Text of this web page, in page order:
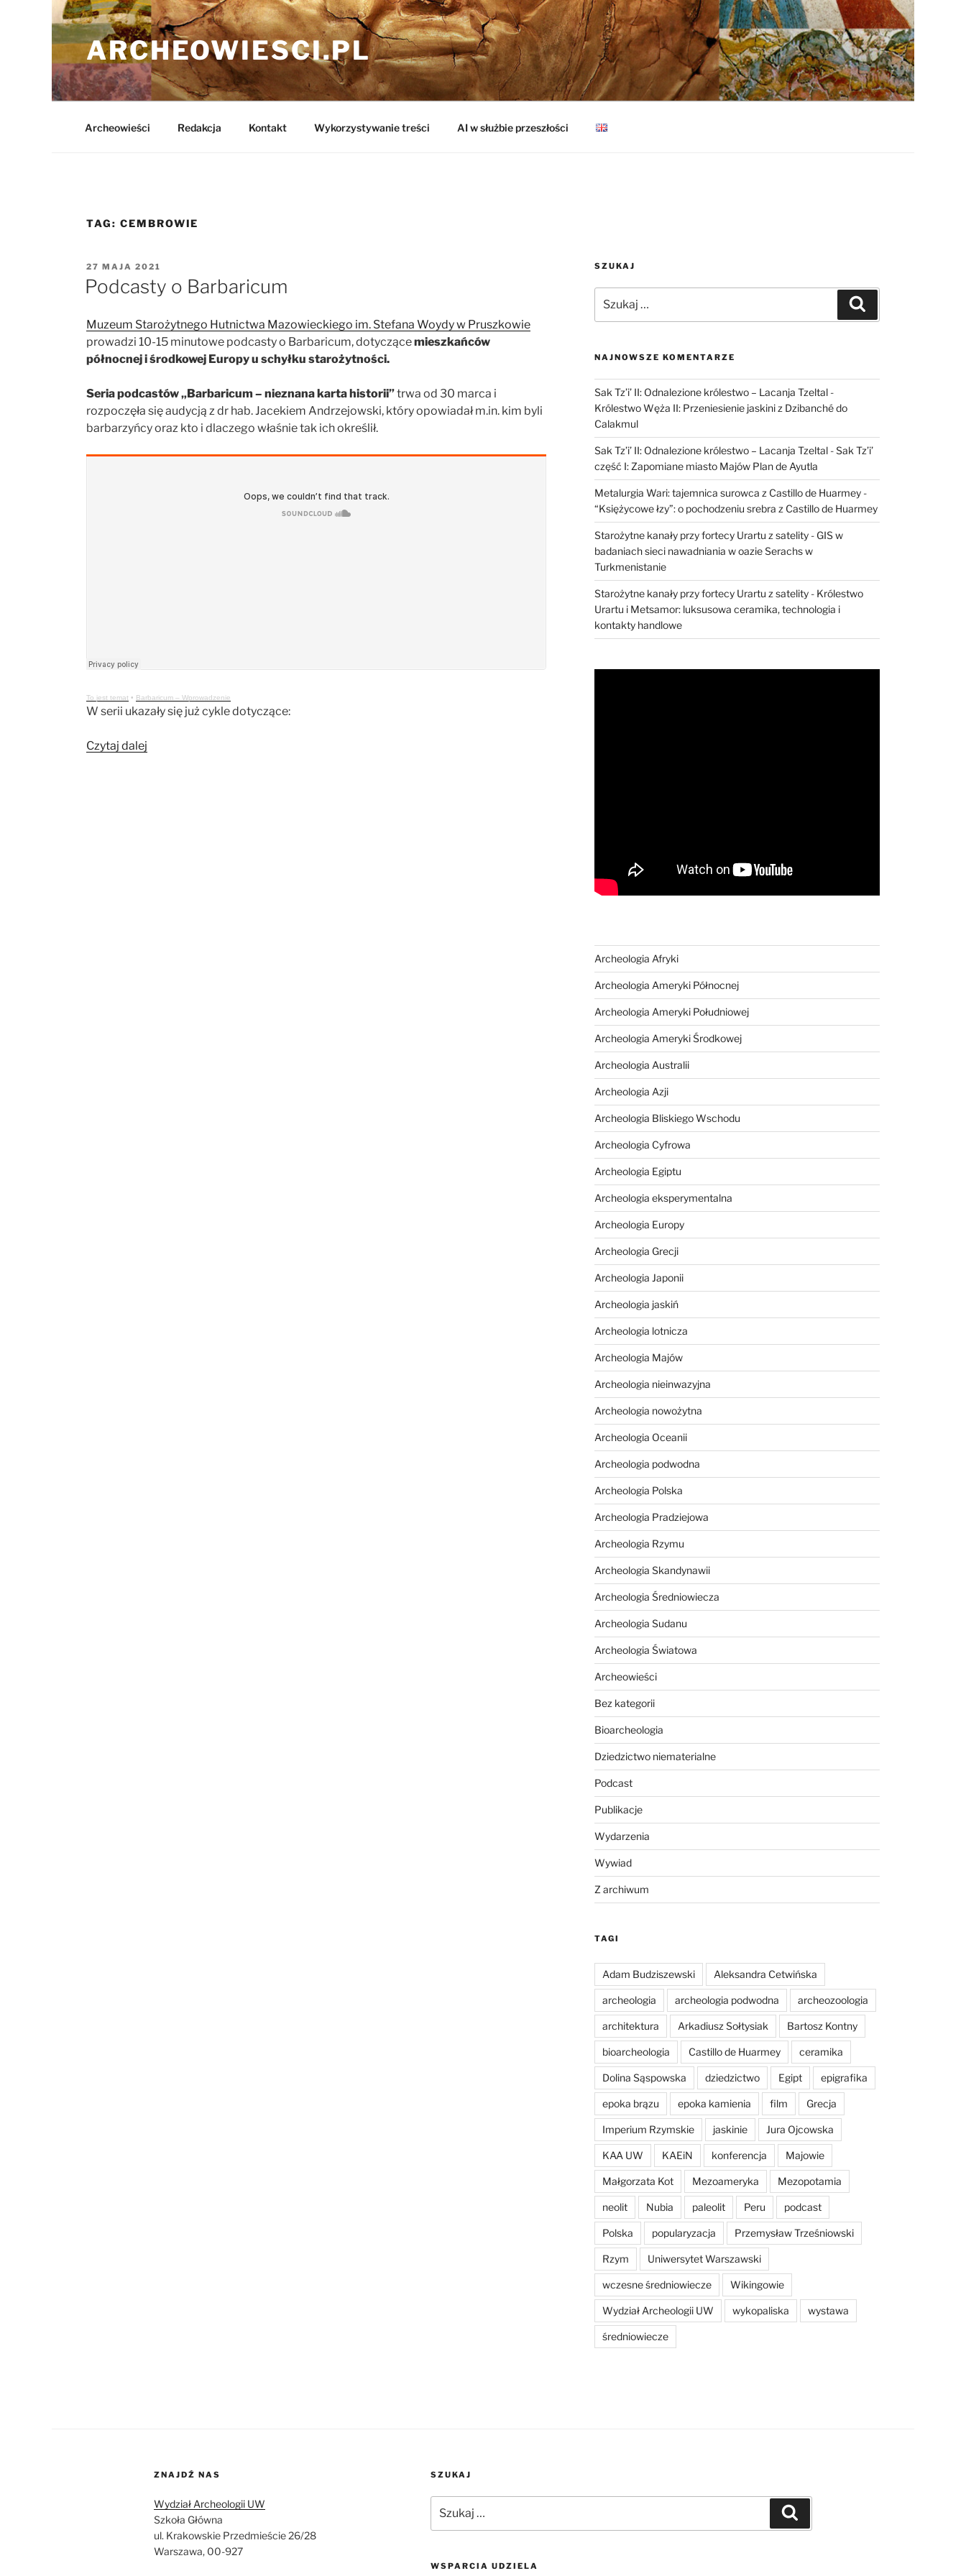
Przejdź
do
treści ARCHEOWIESCI.PL
Archeowieści Redakcja Kontakt Wykorzystywanie treści AI w służbie przeszłości
TAG: CEMBROWIE
OPUBLIKOWANE
W
27 MAJA 2021
Podcasty o Barbaricum
Muzeum Starożytnego Hutnictwa Mazowieckiego im. Stefana Woydy w Pruszkowie
prowadzi 10-15 minutowe podcasty o Barbaricum, dotyczącemieszkańców
północnej i środkowej Europy u schyłku starożytności.
Seria podcastów „Barbaricum – nieznana karta historii”trwa od 30 marca i
rozpoczęła się audycją z dr hab. Jacekiem Andrzejowski, który opowiadał m.in. kim byli
barbarzyńcy oraz kto i dlaczego właśnie tak ich określił.
To jest temat • Barbaricum – Wprowadzenie
W serii ukazały się już cykle dotyczące:
Czytaj dalej
SZUKAJ
NAJNOWSZE KOMENTARZE
Sak Tz’i’ II: Odnalezione królestwo – Lacanja Tzeltal-
Królestwo Węża II: Przeniesienie jaskini z Dzibanché do
Calakmul
Sak Tz’i’ II: Odnalezione królestwo – Lacanja Tzeltal-Sak Tz’i’
część I: Zapomiane miasto Majów Plan de Ayutla
Metalurgia Wari: tajemnica surowca z Castillo de Huarmey-
“Księżycowe łzy”: o pochodzeniu srebra z Castillo de Huarmey
Starożytne kanały przy fortecy Urartu z satelity- GIS w
badaniach sieci nawadniania w oazie Serachs w
Turkmenistanie
Starożytne kanały przy fortecy Urartu z satelity- Królestwo
Urartu i Metsamor: luksusowa ceramika, technologia i
kontakty handlowe
Archeologia Afryki
Archeologia Ameryki Północnej
Archeologia Ameryki Południowej
Archeologia Ameryki Środkowej
Archeologia Australii
Archeologia Azji
Archeologia Bliskiego Wschodu
Archeologia Cyfrowa
Archeologia Egiptu
Archeologia eksperymentalna
Archeologia Europy
Archeologia Grecji
Archeologia Japonii
Archeologia jaskiń
Archeologia lotnicza
Archeologia Majów
Archeologia nieinwazyjna
Archeologia nowożytna
Archeologia Oceanii
Archeologia podwodna
Archeologia Polska
Archeologia Pradziejowa
Archeologia Rzymu
Archeologia Skandynawii
Archeologia Średniowiecza
Archeologia Sudanu
Archeologia Światowa
Archeowieści
Bez kategorii
Bioarcheologia
Dziedzictwo niematerialne
Podcast
Publikacje
Wydarzenia
Wywiad
Z archiwum
TAGI
Adam Budziszewski Aleksandra Cetwińska
archeologia archeologia podwodna archeozoologia
architektura Arkadiusz Sołtysiak Bartosz Kontny
bioarcheologia Castillo de Huarmey ceramika
Dolina Sąspowska dziedzictwo Egipt epigrafika
epoka brązu epoka kamienia film Grecja
Imperium Rzymskie jaskinie Jura Ojcowska
KAA UW KAEiN konferencja Majowie
Małgorzata Kot Mezoameryka Mezopotamia
neolit Nubia paleolit Peru podcast
Polska popularyzacja Przemysław Trześniowski
Rzym Uniwersytet Warszawski
wczesne średniowiecze Wikingowie
Wydział Archeologii UW wykopaliska wystawa
średniowiecze
ZNAJDŹ NAS
Wydział Archeologii UW
Szkoła Główna
ul. Krakowskie Przedmieście 26/28
Warszawa, 00-927
SZUKAJ
WSPARCIA UDZIELA